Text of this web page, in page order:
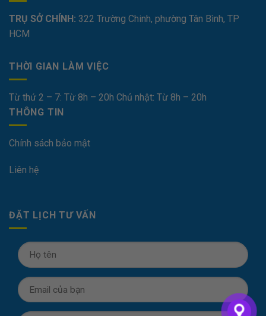
TRỤ SỞ CHÍNH: 322 Trường Chinh, phường Tân Bình, TP
HCM
THỜI GIAN LÀM VIỆC
Từ thứ 2 – 7: Từ 8h – 20h Chủ nhật: Từ 8h – 20h
THÔNG TIN
Chính sách bảo mật
Liên hệ
ĐẶT LỊCH TƯ VẤN